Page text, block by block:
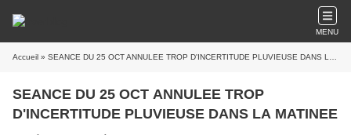
MENU
Accueil » SEANCE DU 25 OCT ANNULEE TROP D'INCERTITUDE PLUVIEUSE DANS LA MATINEE
SEANCE DU 25 OCT ANNULEE TROP
D'INCERTITUDE PLUVIEUSE DANS LA MATINEE